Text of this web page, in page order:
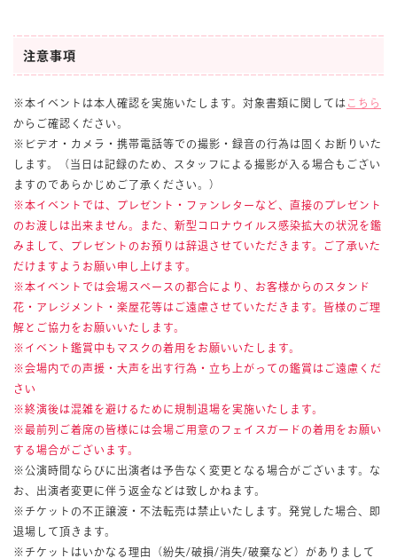
注意事項
※本イベントは本人確認を実施いたします。対象書類に関しては こちら
からご確認ください。
※ビデオ・カメラ・携帯電話等での撮影・録音の行為は固くお断りいた
します。（当日は記録のため、スタッフによる撮影が入る場合もござい
ますのであらかじめご了承ください。）
※本イベントでは、プレゼント・ファンレターなど、直接のプレゼント
のお渡しは出来ません。また、新型コロナウイルス感染拡大の状況を鑑
みまして、プレゼントのお預りは辞退させていただきます。ご了承いた
だけますようお願い申し上げます。
※本イベントでは会場スペースの都合により、お客様からのスタンド
花・アレジメント・楽屋花等はご遠慮させていただきます。皆様のご理
解とご協力をお願いいたします。
※イベント鑑賞中もマスクの着用をお願いいたします。
※会場内での声援・大声を出す行為・立ち上がっての鑑賞はご遠慮くだ
さい
※終演後は混雑を避けるために規制退場を実施いたします。
※最前列ご着席の皆様には会場ご用意のフェイスガードの着用をお願い
する場合がございます。
※公演時間ならびに出演者は予告なく変更となる場合がございます。な
お、出演者変更に伴う返金などは致しかねます。
※チケットの不正譲渡・不法転売は禁止いたします。発覚した場合、即
退場して頂きます。
※チケットはいかなる理由（紛失/破損/消失/破棄など）がありまして